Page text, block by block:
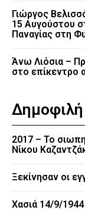
Γιώργος
15 Αυγούστου
Παναγίας στη
Άνω Λιόσια –
στο επίκεντρο
2017 – Το
Νίκου
Ξεκίνησαν οι
Χασιά 14/9/